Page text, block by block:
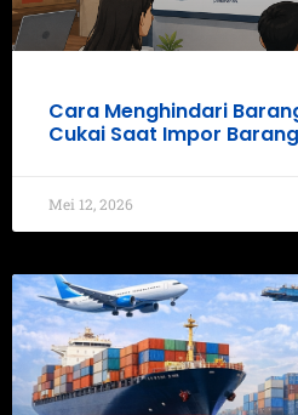
Cara Menghindari
Cukai Saat Impor
Mei 12, 2026